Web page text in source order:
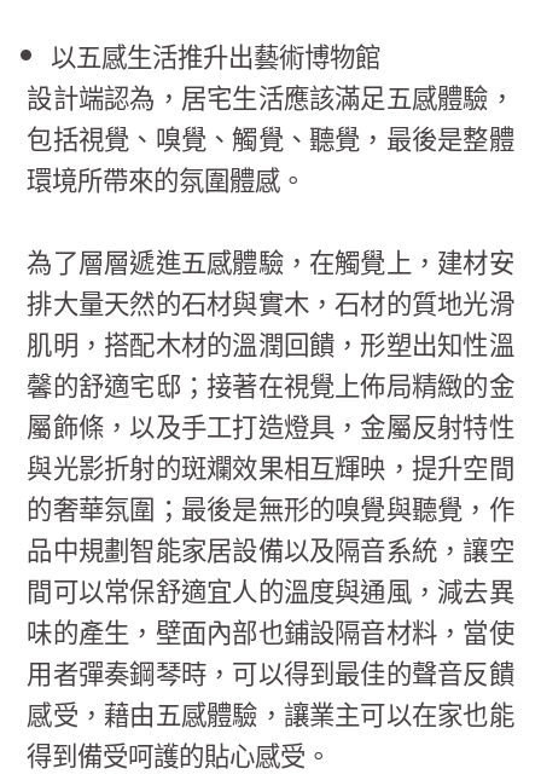
以五感生活推升出藝術博物館
設計端認為，居宅生活應該滿足五感體驗，
包括視覺、嗅覺、觸覺、聽覺，最後是整體
環境所帶來的氛圍體感。
為了層層遞進五感體驗，在觸覺上，建材安
排大量天然的石材與實木，石材的質地光滑
肌明，搭配木材的溫潤回饋，形塑出知性溫
馨的舒適宅邸；接著在視覺上佈局精緻的金
屬飾條，以及手工打造燈具，金屬反射特性
與光影折射的斑斕效果相互輝映，提升空間
的奢華氛圍；最後是無形的嗅覺與聽覺，作
品中規劃智能家居設備以及隔音系統，讓空
間可以常保舒適宜人的溫度與通風，減去異
味的產生，壁面內部也鋪設隔音材料，當使
用者彈奏鋼琴時，可以得到最佳的聲音反饋
感受，藉由五感體驗，讓業主可以在家也能
得到備受呵護的貼心感受。